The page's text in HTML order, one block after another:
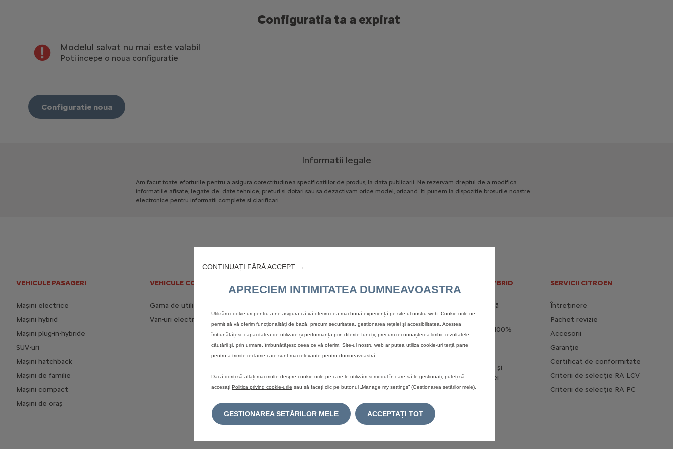
Configuratia ta a expirat
Modelul salvat nu mai este valabil
Poti incepe o noua configuratie
Configuratie noua
Informatii legale
Am facut toate eforturile pentru a asigura corectitudinea specificatiilor de produs, la data publicarii. Ne rezervam dreptul de a modifica
informatiile afisate, legate de: date tehnice, preturi si dotari sau sa dezactivam orice model, oricand. Iti punem la dispozitie brosurile noastre
electronice pentru informatii complete si clarificari.
VEHICULE PASAGERI
Mașini electrice
Mașini hybrid
Mașini plug-in-hybride
SUV-uri
Mașini hatchback
Mașini de familie
Mașini compact
Mașini de oraș
VEHICULE COMERCIALE
Gama de utilitare
Van-uri electrice
Vezi modelele în stoc
Descarcă lista de prețuri
DESPRE ELECTRIC & HYBRID
Descoperă stilul de viață
electric
Avantajele unui vehicul 100%
electric
Maximizează autonomia și
durata de viață a bateriei
SERVICII CITROEN
Întreținere
Pachet revizie
Accesorii
Garanție
Certificat de conformitate
Criterii de selecție RA LCV
Criterii de selecție RA PC
CONTINUAȚI FĂRĂ ACCEPT →
APRECIEM INTIMITATEA DUMNEAVOASTRA
Utilizăm cookie-uri pentru a ne asigura că vă oferim cea mai bună experiență pe site-ul nostru web. Cookie-urile ne
permit să vă oferim funcționalități de bază, precum securitatea, gestionarea rețelei și accesibilitatea. Acestea
îmbunătățesc capacitatea de utilizare și performanța prin diferite funcții, precum recunoașterea limbii, rezultatele
căutării și, prin urmare, îmbunătățesc ceea ce vă oferim. Site-ul nostru web ar putea utiliza cookie-uri terță parte
pentru a trimite reclame care sunt mai relevante pentru dumneavoastră.
Dacă doriți să aflați mai multe despre cookie-urile pe care le utilizăm și modul în care să le gestionați, puteți să
accesați Politica privind cookie-urile sau să faceți clic pe butonul „Manage my settings” (Gestionarea setărilor mele).
GESTIONAREA SETĂRILOR MELE ACCEPTAȚI TOT